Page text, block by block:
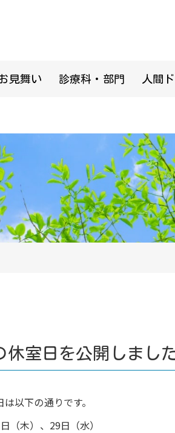
見舞い 診療科・部門 人間
休室日を公開しまし
以下の通りです。
（木）、29日（水）